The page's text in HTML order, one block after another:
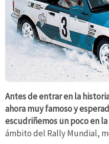
Antes de entrar en la
ahora muy famoso y
escudriñemos un poco en
ámbito del Rally Mundial,